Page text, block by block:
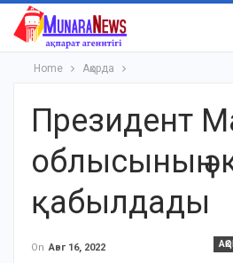
Home Ақорда
Президент
облысының
қабылдады
On Авг 16, 2022